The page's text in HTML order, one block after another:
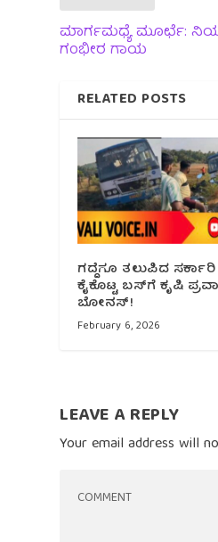
ಮಾರ್ಗಮಧ್ಯೆ ಮೂರ್ಛೆ:
ಗಂಭೀರ ಗಾಯ
RELATED POSTS
ಗದ್ದೆಗೂ ತಲುಪಿದ
ಕೈಕೊಟ್ಟ ಬಸ್‌ಗೆ ಕೃಷಿ
ಬೋನಸ್!
February 6, 2026
LEAVE A REPLY
Your email address will